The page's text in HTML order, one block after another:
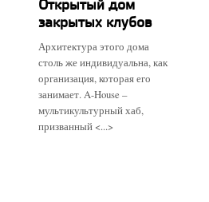
Открытый дом
закрытых клубов
Архитектура этого дома
столь же индивидуальна, как
организация, которая его
занимает. A-House –
мультикультурный хаб,
призванный <...>